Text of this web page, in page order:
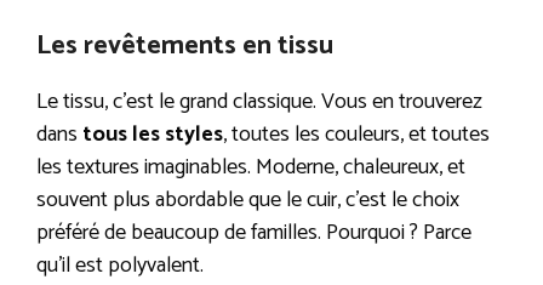
Les revêtements en tissu
Le tissu, c’est le grand classique. Vous en trouverez
dans tous les styles, toutes les couleurs, et toutes
les textures imaginables. Moderne, chaleureux, et
souvent plus abordable que le cuir, c’est le choix
préféré de beaucoup de familles. Pourquoi ? Parce
qu’il est polyvalent.